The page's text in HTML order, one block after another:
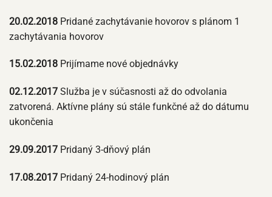
20.02.2018 Pridané zachytávanie hovorov s plánom 1
zachytávania hovorov
15.02.2018 Prijímame nové objednávky
02.12.2017 Služba je v súčasnosti až do odvolania
zatvorená. Aktívne plány sú stále funkčné až do dátumu
ukončenia
29.09.2017 Pridaný 3-dňový plán
17.08.2017 Pridaný 24-hodinový plán